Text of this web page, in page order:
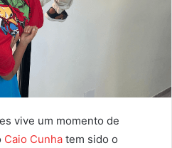
vive um momento de
Caio Cunha tem sido o